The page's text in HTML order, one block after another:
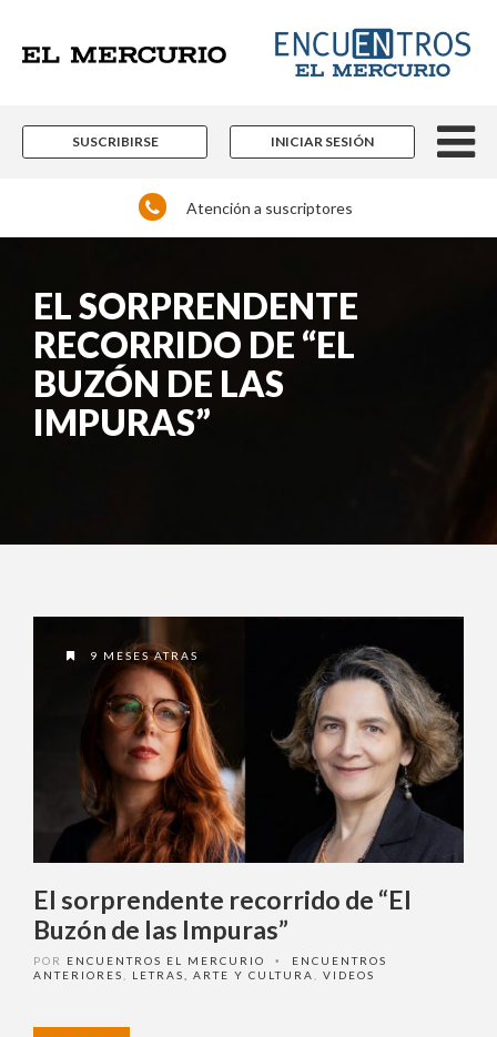
SUSCRIBIRSE INICIAR SESIÓN
Atención a suscriptores
EL SORPRENDENTE
RECORRIDO DE “EL
BUZÓN DE LAS
IMPURAS”
9 MESES ATRAS
El sorprendente recorrido de “El
Buzón de las Impuras”
POR ENCUENTROS EL MERCURIO •
ENCUENTROS
ANTERIORES
LETRAS, ARTE Y CULTURA VIDEOS